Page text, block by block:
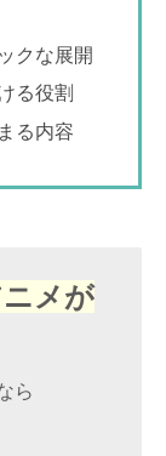
クな展開
る役割
る内容
メが
ら